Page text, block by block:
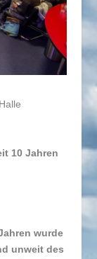
10 Jahren
wurde
unweit des